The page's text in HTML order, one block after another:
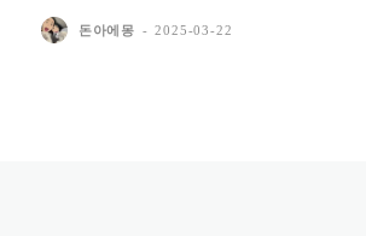
돈아에몽 - 2025-03-22